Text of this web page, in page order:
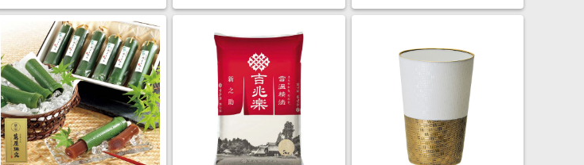
フト】